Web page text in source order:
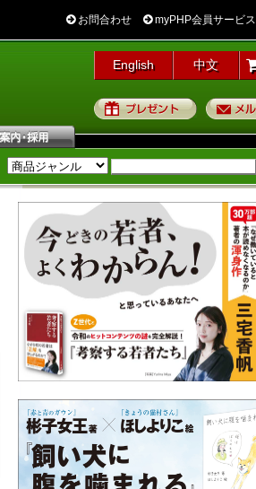
お問合わせ myPHP会員サービス
English 中文
プレゼント